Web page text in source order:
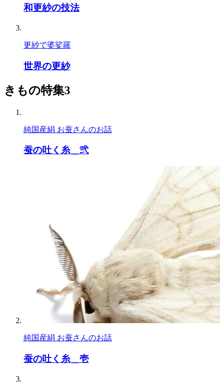
和更紗の技法
更紗で婆娑羅
世界の更紗
きもの特集3
純国産絹 お蚕さんのお話
蚕の吐く糸＿弐
純国産絹 お蚕さんのお話
蚕の吐く糸＿壱